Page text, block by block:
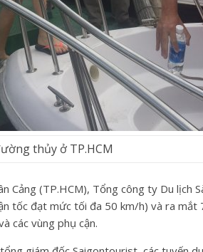
thủy ở TP.HCM
Cảng (TP.HCM), Tổng công ty Du lịch
tốc đạt mức tối đa 50 km/h) và ra
các vùng phụ cận.